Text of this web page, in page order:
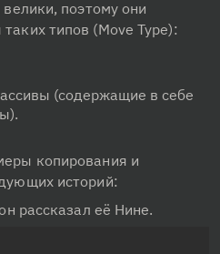
поэтому они
типов (Move Type):
(содержащие в себе
копирования и
историй:
рассказал её Нине.